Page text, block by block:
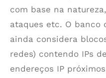
com base na
ataques etc. O banco
ainda considera
redes) contendo IPs
endereços IP